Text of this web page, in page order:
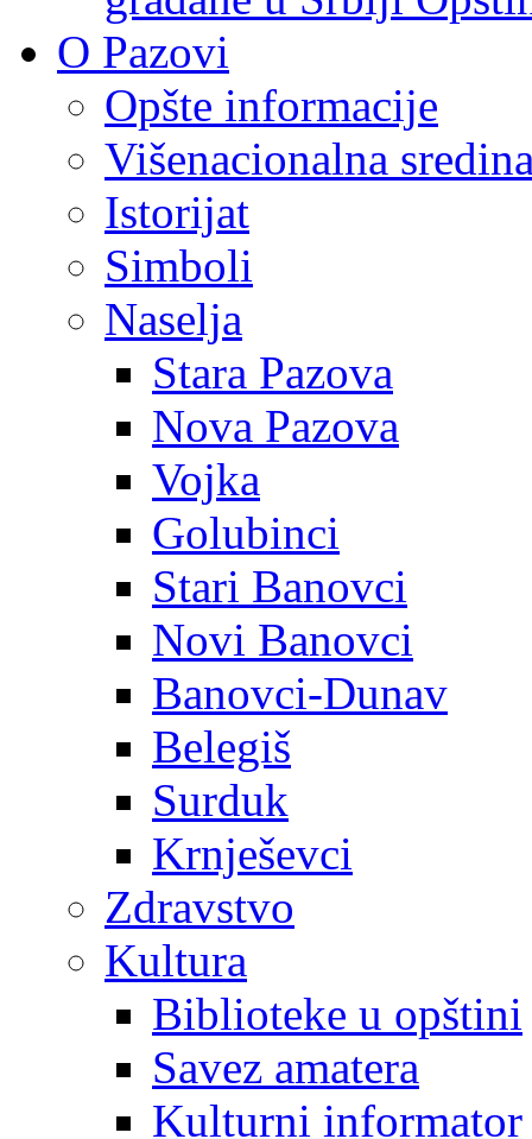
O Pazovi
Opšte informacije
Višenacionalna
Istorijat
Simboli
Naselja
Stara Pazova
Nova Pazova
Vojka
Golubinci
Stari Banovci
Novi Banovci
Banovci-Dunav
Belegiš
Surduk
Krnješevci
Zdravstvo
Kultura
Biblioteke u opštini
Savez amatera
Kulturni informator